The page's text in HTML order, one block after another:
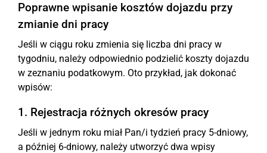
Poprawne wpisanie kosztów dojazdu przy
zmianie dni pracy
Jeśli w ciągu roku zmienia się liczba dni pracy w
tygodniu, należy odpowiednio podzielić koszty dojazdu
w zeznaniu podatkowym. Oto przykład, jak dokonać
wpisów:
1. Rejestracja różnych okresów pracy
Jeśli w jednym roku miał Pan/i tydzień pracy 5-dniowy,
a później 6-dniowy, należy utworzyć dwa wpisy